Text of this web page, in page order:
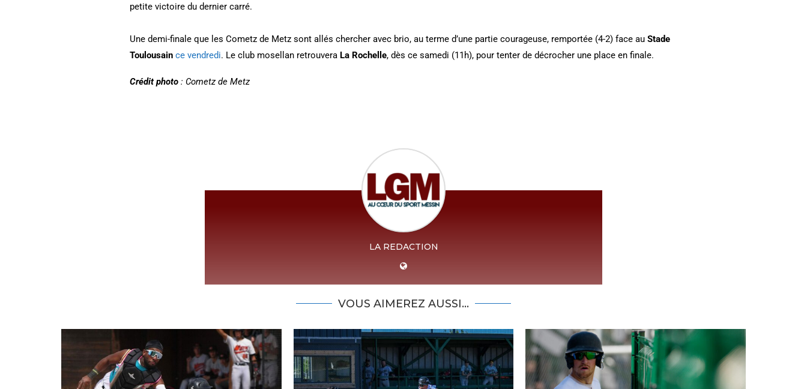
petite victoire du dernier carré.
Une demi-finale que les Cometz de Metz sont allés chercher avec brio, au terme d’une partie courageuse, remportée (4-2) face au Stade
Toulousain ce vendredi. Le club mosellan retrouvera La Rochelle, dès ce samedi (11h), pour tenter de décrocher une place en finale.
Crédit photo : Cometz de Metz
LA REDACTION
VOUS AIMEREZ AUSSI...